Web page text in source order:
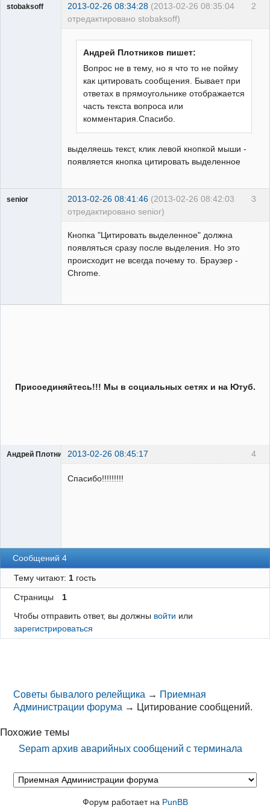
2
stobaksoff 2013-02-26 08:34:28 (2013-02-26 08:35:04
отредактировано stobaksoff)
Андрей Плотников пишет:
Вопрос не в тему, но я что то не пойму
как цитировать сообщения. Бывает при
ответах в прямоугольнике отображается
часть текста вопроса или
комментария.Спасибо.
выделяешь текст, клик левой кнопкой мыши -
появляется кнопка цитировать выделенное
3
senior 2013-02-26 08:41:46 (2013-02-26 08:42:03
отредактировано senior)
Кнопка "Цитировать выделенное" должна
появляться сразу после выделения. Но это
происходит не всегда почему то. Браузер -
Chrome.
Присоединяйтесь!!! Мы в социальных сетях и на Ютуб.
4
Андрей Плотников2013-02-26 08:45:17
Спасибо!!!!!!!!!
Сообщений 4
Тему читают: 1гость
Страницы
1
Чтобы отправить ответ, вы должны войти или
зарегистрироваться
Советы бывалого релейщика → Приемная
Администрации форума → Цитирование сообщений.
Похожие темы
Sepam архив аварийных сообщений с терминала
Форум работает на PunBB